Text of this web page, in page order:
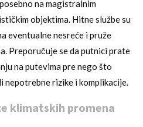
na magistralnim
objektima. Hitne službe su
eventualne nesreće i pruže
Preporučuje se da putnici prate
na putevima pre nego što
nepotrebne rizike i komplikacije.
klimatskih promena